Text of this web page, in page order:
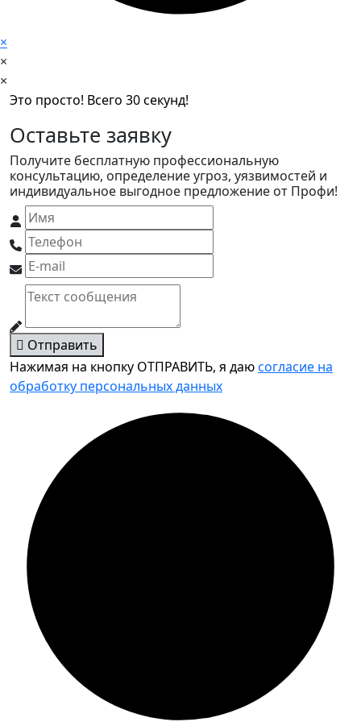
×
×
×
Это просто! Всего 30 секунд!
Оставьте заявку
Получите бесплатную профессиональную
консультацию, определение угроз, уязвимостей и
индивидуальное выгодное предложение от Профи!
Отправить
Нажимая на кнопку ОТПРАВИТЬ, я даюсогласие на
обработку персональных данных